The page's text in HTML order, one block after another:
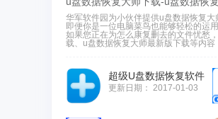
华军软件园为小伙伴提供u盘数据恢复
即便你是一位电脑菜鸟也能够轻松的运
如果您正在为怎么康复删去的文件忧愁
载、u盘数据恢复大师最新版下载等内
超级U盘数据恢复软件
更新日期： 2017-01-03